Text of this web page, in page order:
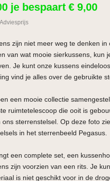
je bespaart € 9,00
Adviesprijs
zijn niet meer weg te denken
van wat mooie sierkussens, kun
Je kunt onze kussens
vind je alles over de gebruikte
een mooie collectie
ruimtetelescoop die ooit is
ons sterrenstelsel. Op deze foto
in het sterrenbeeld Pegasus.
een complete set, een
zijn voorzien van een rits. Je
is niet geschikt voor in de